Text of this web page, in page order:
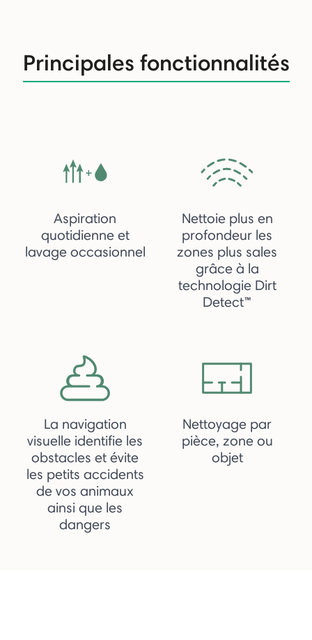
Principales fonctionnalités
Aspiration
quotidienne et
lavage occasionnel
Nettoie plus en
profondeur les
zones plus sales
grâce à la
technologie Dirt
Detect™
La navigation
visuelle identifie les
obstacles et évite
les petits accidents
de vos animaux
ainsi que les
dangers
Nettoyage par
pièce, zone ou
objet